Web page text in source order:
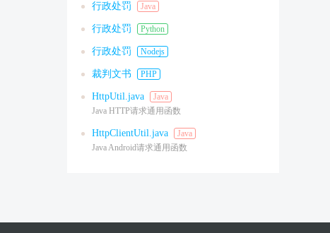
行政处罚 Java
行政处罚 Python
行政处罚 Nodejs
裁判文书 PHP
HttpUtil.java
Java
Java HTTP请求通用函数
HttpClientUtil.java
Java
Java Android请求通用函数